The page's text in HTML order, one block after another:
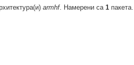
armhf. Намерени са 1 пакета.